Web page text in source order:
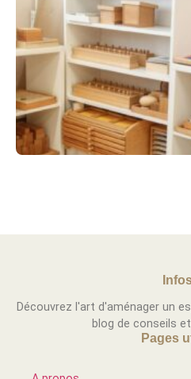
Découvrez l'art d'aménager un
blog de conseils
Pages